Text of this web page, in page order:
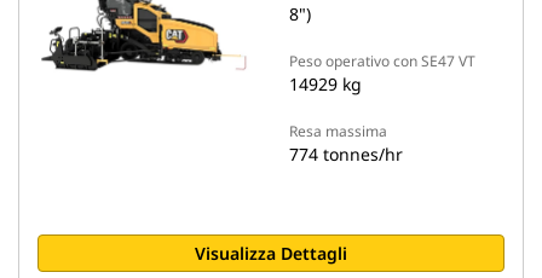
8")
Peso operativo con SE47 VT
14929 kg
Resa massima
774 tonnes/hr
Visualizza Dettagli